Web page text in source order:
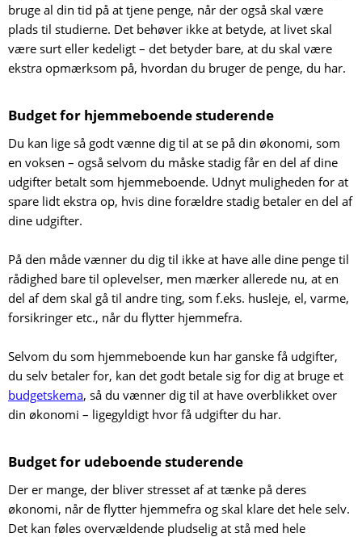
bruge al din tid på at tjene penge, når der også skal være
plads til studierne. Det behøver ikke at betyde, at livet skal
være surt eller kedeligt – det betyder bare, at du skal være
ekstra opmærksom på, hvordan du bruger de penge, du har.
Budget for hjemmeboende studerende
Du kan lige så godt vænne dig til at se på din økonomi, som
en voksen – også selvom du måske stadig får en del af dine
udgifter betalt som hjemmeboende. Udnyt muligheden for at
spare lidt ekstra op, hvis dine forældre stadig betaler en del af
dine udgifter.
På den måde vænner du dig til ikke at have alle dine penge til
rådighed bare til oplevelser, men mærker allerede nu, at en
del af dem skal gå til andre ting, som f.eks. husleje, el, varme,
forsikringer etc., når du flytter hjemmefra.
Selvom du som hjemmeboende kun har ganske få udgifter,
du selv betaler for, kan det godt betale sig for dig at bruge et
budgetskema, så du vænner dig til at have overblikket over
din økonomi – ligegyldigt hvor få udgifter du har.
Budget for udeboende studerende
Der er mange, der bliver stresset af at tænke på deres
økonomi, når de flytter hjemmefra og skal klare det hele selv.
Det kan føles overvældende pludselig at stå med hele